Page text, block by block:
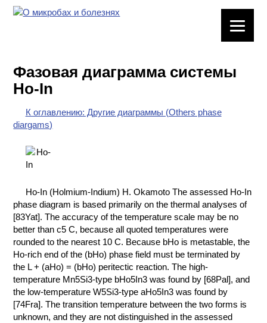
ХИМИЧЕСКАЯ
ПОСУДА
ВРЕДНЫЕ
ФАКТОРЫ
ХИМИЯ НА
ПРОИЗВОДСТВЕ
И ХИМИЧЕСКАЯ
ТЕХНОЛОГИЯ
КОНТАКТЫ
Фазовая диаграмма системы
Ho-In
К оглавлению: Другие диаграммы (Others phase
diargams)
Ho-In (Holmium-Indium) H. Okamoto The assessed Ho-In
phase diagram is based primarily on the thermal analyses of
[83Yat]. The accuracy of the temperature scale may be no
better than с5 C, because all quoted temperatures were
rounded to the nearest 10 C. Because bHo is metastable, the
Ho-rich end of the (bHo) phase field must be terminated by
the L + (aHo) = (bHo) peritectic reaction. The high-
temperature Mn5Si3-type bHo5In3 was found by [68Pal], and
the low-temperature W5Si3-type aHo5In3 was found by
[74Fra]. The transition temperature between the two forms is
unknown, and they are not distinguished in the assessed